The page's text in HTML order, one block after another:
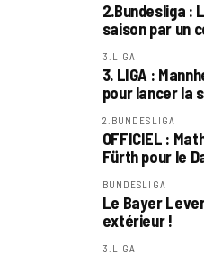
2.Bundesliga :
saison par un
3.LIGA
3. LIGA :
pour lancer la
2.BUNDESLIGA
OFFICIEL :
Fürth pour le
BUNDESLIGA
Le Bayer
extérieur !
3.LIGA